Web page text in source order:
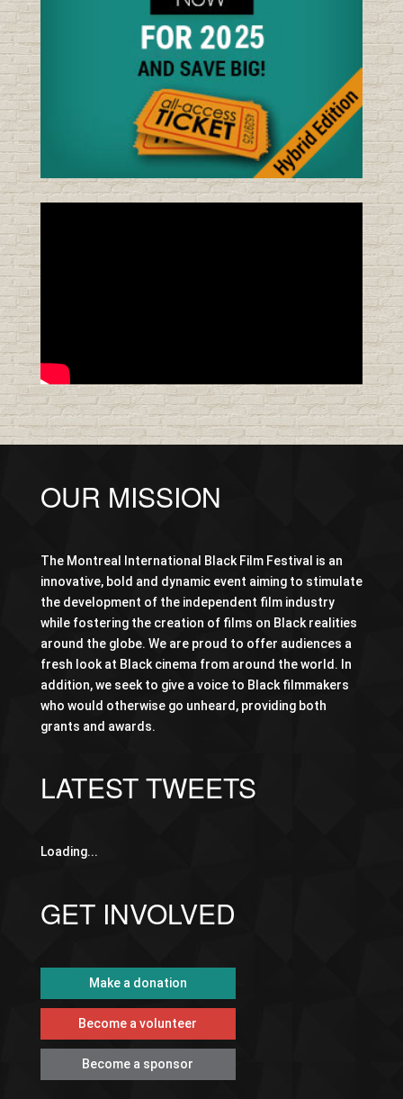
OUR MISSION
The Montreal International Black Film Festival is an
innovative, bold and dynamic event aiming to stimulate
the development of the independent film industry
while fostering the creation of films on Black realities
around the globe. We are proud to offer audiences a
fresh look at Black cinema from around the world. In
addition, we seek to give a voice to Black filmmakers
who would otherwise go unheard, providing both
grants and awards.
LATEST TWEETS
Loading...
GET INVOLVED
Make a donation
Become a volunteer
Become a sponsor